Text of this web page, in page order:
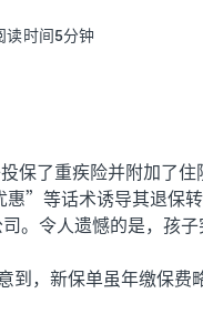
读时间5分钟
保了重疾险并附加了
”等话术诱导其退保转
。令人遗憾的是，孩
到，新保单虽年缴保费